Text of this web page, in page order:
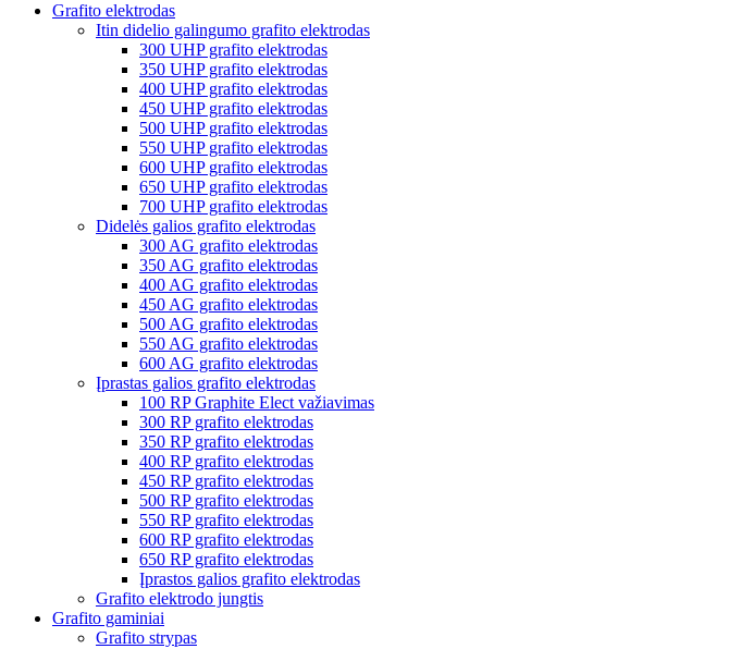
Grafito elektrodas
Itin didelio galingumo grafito elektrodas
300 UHP grafito elektrodas
350 UHP grafito elektrodas
400 UHP grafito elektrodas
450 UHP grafito elektrodas
500 UHP grafito elektrodas
550 UHP grafito elektrodas
600 UHP grafito elektrodas
650 UHP grafito elektrodas
700 UHP grafito elektrodas
Didelės galios grafito elektrodas
300 AG grafito elektrodas
350 AG grafito elektrodas
400 AG grafito elektrodas
450 AG grafito elektrodas
500 AG grafito elektrodas
550 AG grafito elektrodas
600 AG grafito elektrodas
Įprastas galios grafito elektrodas
100 RP Graphite Elect važiavimas
300 RP grafito elektrodas
350 RP grafito elektrodas
400 RP grafito elektrodas
450 RP grafito elektrodas
500 RP grafito elektrodas
550 RP grafito elektrodas
600 RP grafito elektrodas
650 RP grafito elektrodas
Įprastos galios grafito elektrodas
Grafito elektrodo jungtis
Grafito gaminiai
Grafito strypas